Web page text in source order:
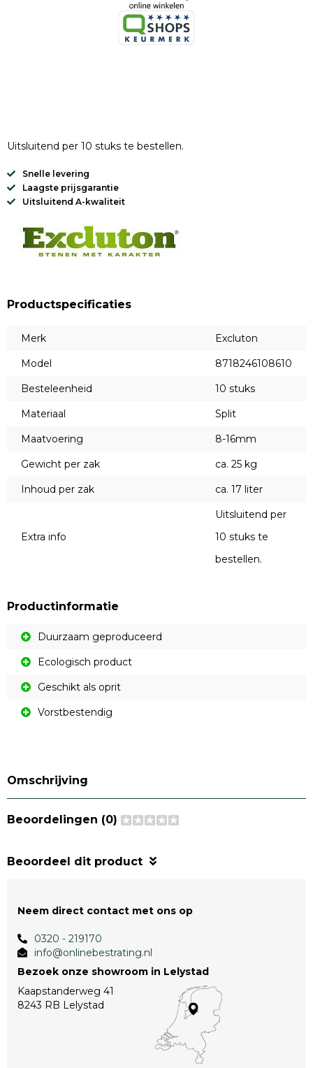
Uitsluitend per 10 stuks te bestellen.
Snelle levering
Laagste prijsgarantie
Uitsluitend A-kwaliteit
Productspecificaties
Merk
Excluton
Model
8718246108610
Besteleenheid
10 stuks
Materiaal
Split
Maatvoering
8-16mm
Gewicht per zak
ca. 25 kg
Inhoud per zak
ca. 17 liter
Extra info
Uitsluitend per
10 stuks te
bestellen.
Productinformatie
Duurzaam geproduceerd
Ecologisch product
Geschikt als oprit
Vorstbestendig
Omschrijving
Beoordelingen (0)
Beoordeel dit product
Neem direct contact met ons op
0320 - 219170
info@onlinebestrating.nl
Bezoek onze showroom in Lelystad
Kaapstanderweg 41
8243 RB Lelystad